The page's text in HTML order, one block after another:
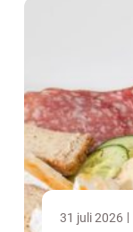
31 juli 2026